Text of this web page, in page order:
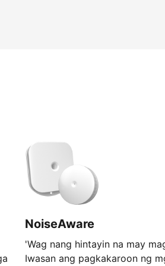
NoiseAware
'Wag nang hintayin na may
Iwasan ang pagkakaroon ng